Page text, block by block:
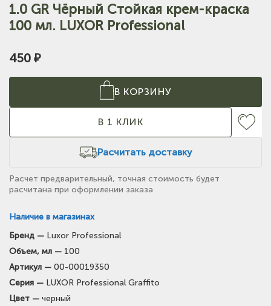
1.0 GR Чёрный Стойкая крем-краска
100 мл. LUXOR Professional
450 ₽
В КОРЗИНУ
В 1 КЛИК
Расчитать доставку
Наличие в магазинах
Тел: +7-903-947-7028
Тел: +7-964-603-4984
Бренд — Luxor Professional
Объем, мл — 100
Артикул — 00-00019350
Серия — LUXOR Professional Graffito
Цвет — черный
Расчет предварительный, точная стоимость будет
расчитана при оформлении заказа